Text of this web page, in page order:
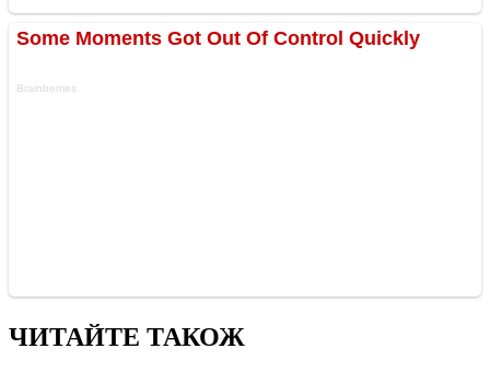
ЧИТАЙТЕ ТАКОЖ